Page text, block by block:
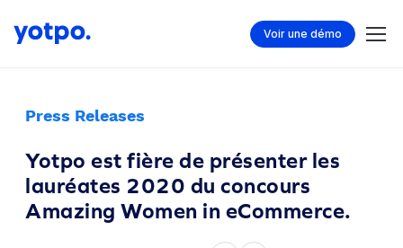
Voir une démo
Press Releases
Yotpo est fière de présenter les
lauréates 2020 du concours
Amazing Women in eCommerce.